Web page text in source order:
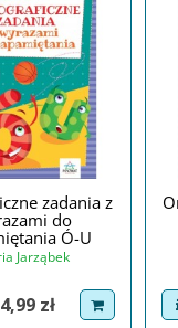
zadania z
do
Ó-U
Jarząbek
zł dodaj do